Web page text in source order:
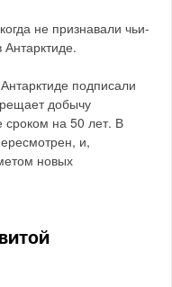
не признавали чьи-
подписали
добычу
сроком на 50 лет. В
и,
новых